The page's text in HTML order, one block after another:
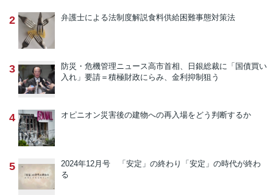
2 弁護士による法制度解説食料供給困難事態対策法
3 防災・危機管理ニュース高市首相、日銀総裁に「国債買い
入れ」要請＝積極財政にらみ、金利抑制狙う
4 オピニオン災害後の建物への再入場をどう判断するか
5 2024年12月号 「安定」の終わり
「安定」の時代が終わ
る